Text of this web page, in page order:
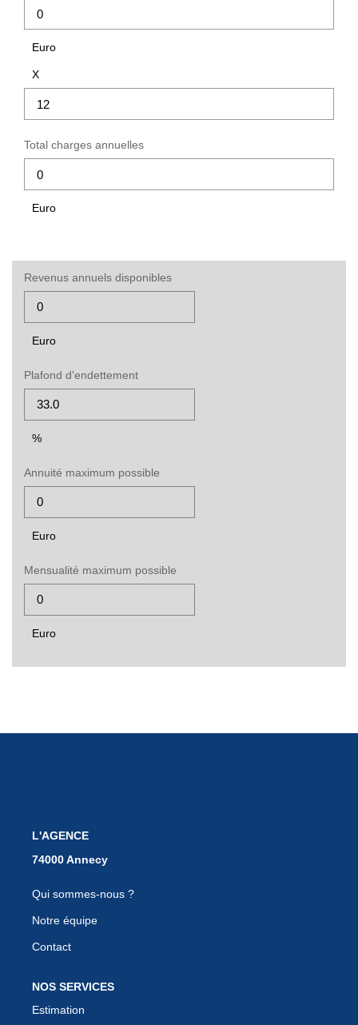
Euro
X
Total charges annuelles
Euro
Revenus annuels disponibles
Euro
Plafond d'endettement
%
Annuité maximum possible
Euro
Mensualité maximum possible
Euro
L'AGENCE
Qui sommes-nous ?
Notre équipe
Contact
NOS SERVICES
Estimation